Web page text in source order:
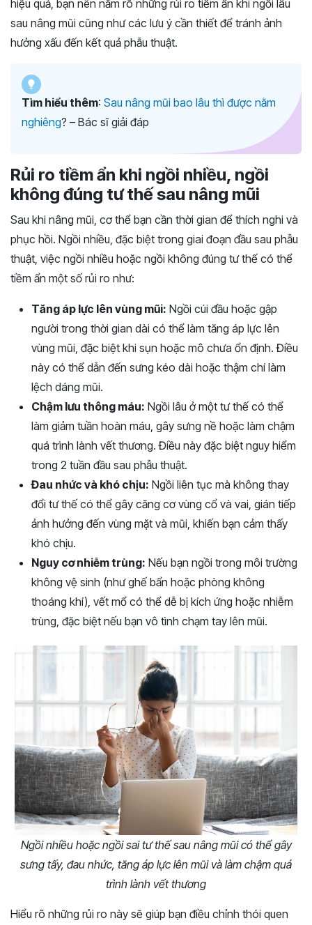
hiệu quả, bạn nên nắm rõ những rủi ro tiềm ẩn khi ngồi lâu
sau nâng mũi cũng như các lưu ý cần thiết để tránh ảnh
hưởng xấu đến kết quả phẫu thuật.
Tìm hiểu thêm: Sau nâng mũi bao lâu thì được nằm
nghiêng? – Bác sĩ giải đáp
Rủi ro tiềm ẩn khi ngồi nhiều, ngồi
không đúng tư thế sau nâng mũi
Sau khi nâng mũi, cơ thể bạn cần thời gian để thích nghi và
phục hồi. Ngồi nhiều, đặc biệt trong giai đoạn đầu sau phẫu
thuật, việc ngồi nhiều hoặc ngồi không đúng tư thế có thể
tiềm ẩn một số rủi ro như:
Tăng áp lực lên vùng mũi: Ngồi cúi đầu hoặc gập
người trong thời gian dài có thể làm tăng áp lực lên
vùng mũi, đặc biệt khi sụn hoặc mô chưa ổn định. Điều
này có thể dẫn đến sưng kéo dài hoặc thậm chí làm
lệch dáng mũi.
Chậm lưu thông máu: Ngồi lâu ở một tư thế có thể
làm giảm tuần hoàn máu, gây sưng nề hoặc làm chậm
quá trình lành vết thương. Điều này đặc biệt nguy hiểm
trong 2 tuần đầu sau phẫu thuật.
Đau nhức và khó chịu: Ngồi liên tục mà không thay
đổi tư thế có thể gây căng cơ vùng cổ và vai, gián tiếp
ảnh hưởng đến vùng mặt và mũi, khiến bạn cảm thấy
khó chịu.
Nguy cơ nhiễm trùng: Nếu bạn ngồi trong môi trường
không vệ sinh (như ghế bẩn hoặc phòng không
thoáng khí), vết mổ có thể dễ bị kích ứng hoặc nhiễm
trùng, đặc biệt nếu bạn vô tình chạm tay lên mũi.
Ngồi nhiều hoặc ngồi sai tư thế sau nâng mũi có thể gây
sưng tấy, đau nhức, tăng áp lực lên mũi và làm chậm quá
trình lành vết thương
Hiểu rõ những rủi ro này sẽ giúp bạn điều chỉnh thói quen